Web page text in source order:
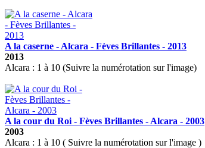
A la caserne - Alcara - Fèves Brillantes - 2013
2013
Alcara : 1 à 10 (Suivre la numérotation sur l'image)
A la cour du Roi - Fèves Brillantes - Alcara - 2003
2003
Alcara : 1 à 10 ( Suivre la numérotation sur l'image )